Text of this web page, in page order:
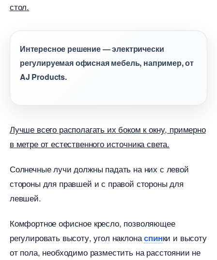
стол.
Интересное решение — электрически
регулируемая офисная мебель, например, от
AJ Products.
Лучше всего располагать их боком к окну, примерно
метре от естественного источника света.
Солнечные лучи должны падать на них с левой
стороны для правшей и с правой стороны для
левшей.
Комфортное офисное кресло, позволяющее
регулировать высоту, угол наклонаспинки и высоту
от пола, необходимо разместить на расстоянии не